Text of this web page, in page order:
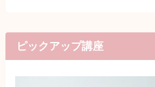
ピックアップ講座